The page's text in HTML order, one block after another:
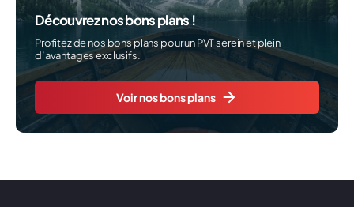
Découvrez nos bons plans !
Profitez de nos bons plans pour un PVT serein et plein
d’avantages exclusifs.
Voir nos bons plans